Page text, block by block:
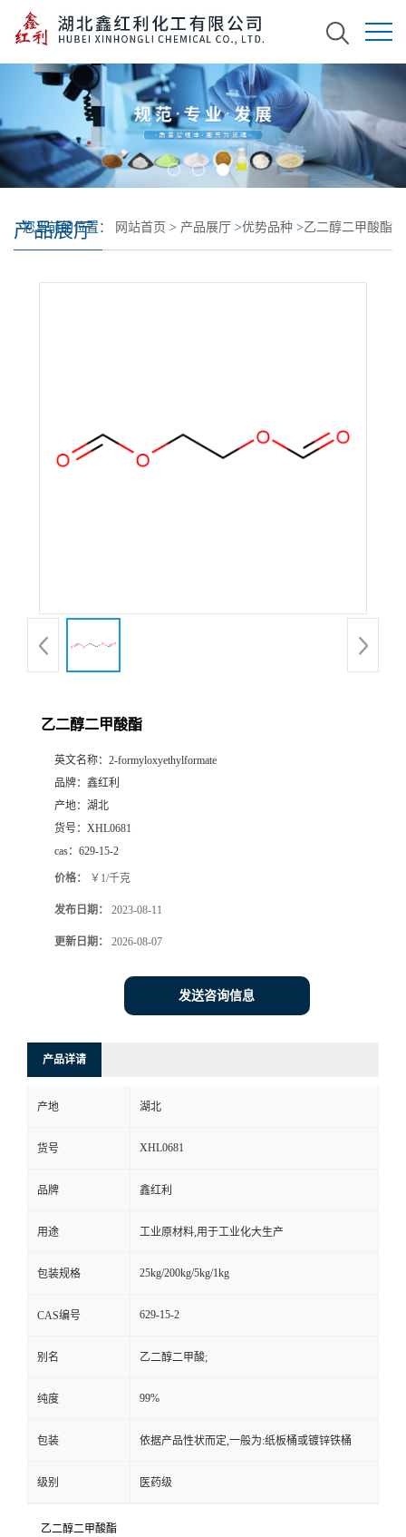
产品展厅
您当前的位置： 网站首页 > 产品展厅 >优势品种 >乙二醇二甲酸酯
乙二醇二甲酸酯
英文名称： 2-formyloxyethylformate
品牌： 鑫红利
产地： 湖北
货号： XHL0681
cas： 629-15-2
价格： ￥1/千克
发布日期： 2023-08-11
更新日期： 2026-08-07
发送咨询信息
产品详请
产地 湖北
货号 XHL0681
品牌 鑫红利
用途 工业原材料,用于工业化大生产
包装规格 25kg/200kg/5kg/1kg
CAS编号 629-15-2
别名 乙二醇二甲酸;
纯度 99%
包装 依据产品性状而定,一般为:纸板桶或镀锌铁桶
级别 医药级
乙二醇二甲酸酯